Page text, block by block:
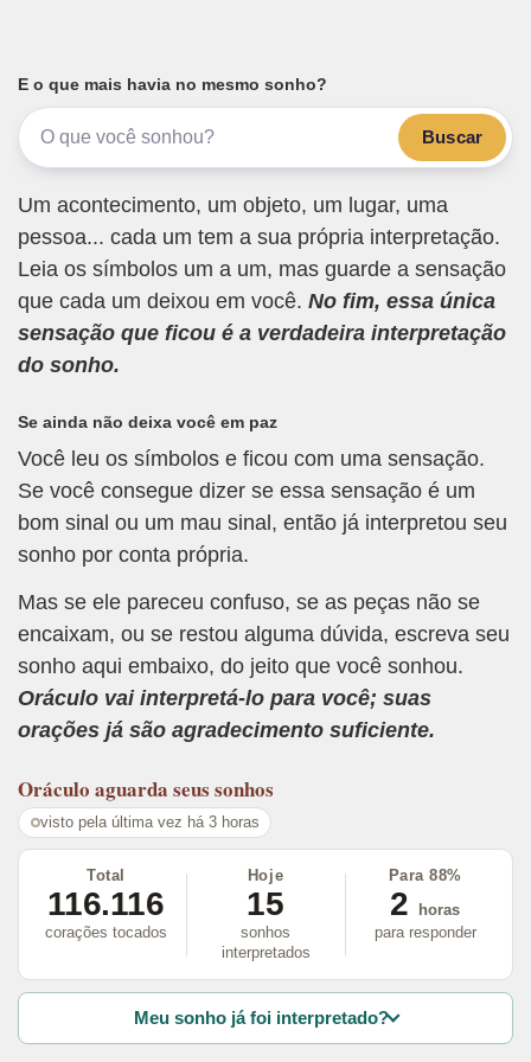
E o que mais havia no mesmo sonho?
Buscar
Um acontecimento, um objeto, um lugar, uma
pessoa... cada um tem a sua própria interpretação.
Leia os símbolos um a um, mas guarde a sensação
que cada um deixou em você. No fim, essa única
sensação que ficou é a verdadeira interpretação
do sonho.
Se ainda não deixa você em paz
Você leu os símbolos e ficou com uma sensação.
Se você consegue dizer se essa sensação é um
bom sinal ou um mau sinal, então já interpretou seu
sonho por conta própria.
Mas se ele pareceu confuso, se as peças não se
encaixam, ou se restou alguma dúvida, escreva seu
sonho aqui embaixo, do jeito que você sonhou.
Oráculo vai interpretá-lo para você; suas
orações já são agradecimento suficiente.
Oráculo aguarda seus sonhos
visto pela última vez há 3 horas
Total
116.116
corações tocados
Hoje
15
sonhos
interpretados
Para 88%
2
horas
para responder
Meu sonho já foi interpretado?